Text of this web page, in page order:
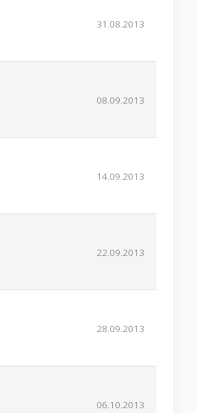
31.08.2013
08.09.2013
14.09.2013
22.09.2013
28.09.2013
06.10.2013